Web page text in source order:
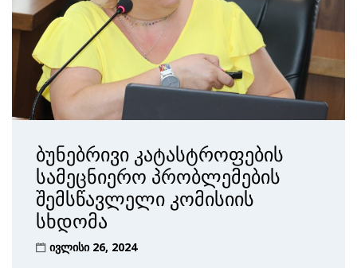
ბუნებრივი კატასტროფების
სამეცნიერო პრობლემების
შემსწავლელი კომისიის
სხდომა
ივლისი 26, 2024